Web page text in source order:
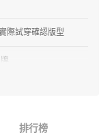
際試穿確認版型
排行榜